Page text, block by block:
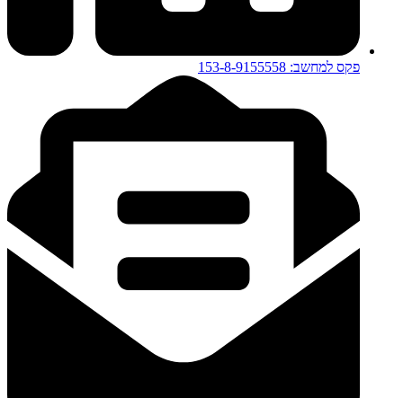
פקס למחשב: 153-8-9155558